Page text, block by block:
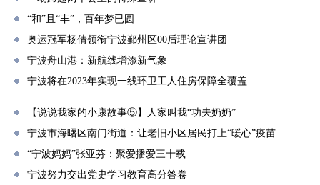
“和”且“丰”，百年梦已圆
奥运冠军杨倩领衔宁波鄞州区00后理论宣讲团
宁波舟山港：新航线增添新气象
宁波将在2023年实现一线环卫工人住房保障全覆盖
【说说我家的小康故事⑤】人家叫我“功夫奶奶”
宁波市海曙区南门街道：让老旧小区居民打上“暖心”疫苗
“宁波妈妈”张亚芬：聚爱播爱三十载
宁波努力交出党史学习教育高分答卷